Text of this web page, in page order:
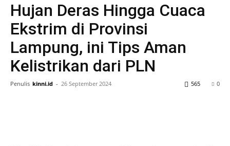
Hujan Deras Hingga Cuaca
Ekstrim di Provinsi
Lampung, ini Tips Aman
Kelistrikan dari PLN
Penulis kinni.id - 26 September 2024 0
565